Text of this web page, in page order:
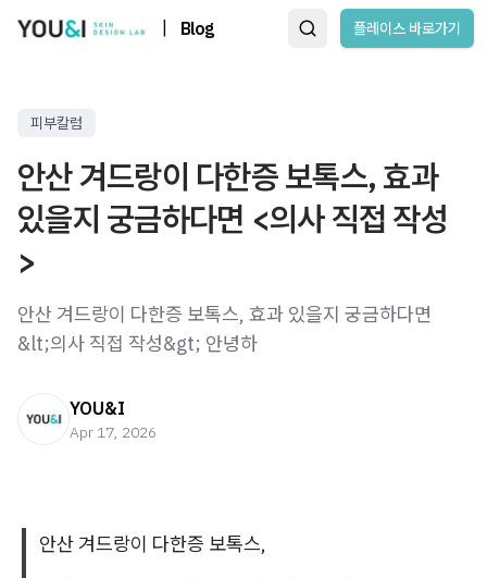
Blog 플레이스 바로가기
피부칼럼
안산 겨드랑이 다한증 보톡스, 효과
있을지 궁금하다면 <의사 직접 작성
>
안산 겨드랑이 다한증 보톡스, 효과 있을지 궁금하다면
&lt;의사 직접 작성&gt; 안녕하
YOU&I
Apr 17, 2026
안산 겨드랑이 다한증 보톡스,